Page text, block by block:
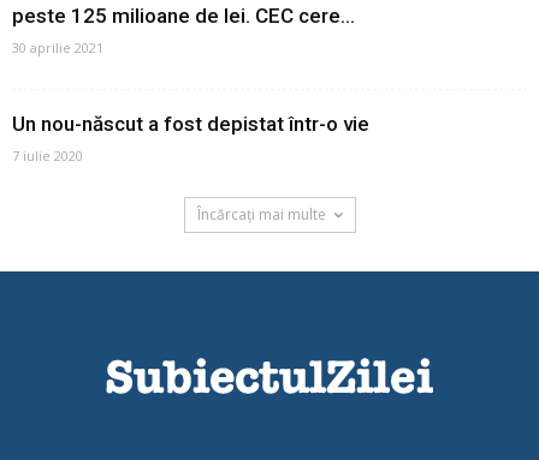
peste 125 milioane de lei. CEC cere...
30 aprilie 2021
Un nou-născut a fost depistat într-o vie
7 iulie 2020
Încărcați mai multe